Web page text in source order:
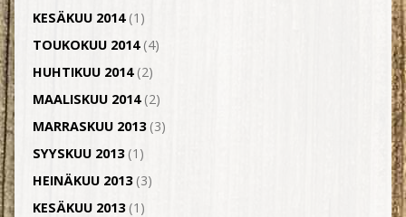
KESÄKUU 2014(1)
TOUKOKUU 2014(4)
HUHTIKUU 2014(2)
MAALISKUU 2014(2)
MARRASKUU 2013(3)
SYYSKUU 2013(1)
HEINÄKUU 2013(3)
KESÄKUU 2013(1)